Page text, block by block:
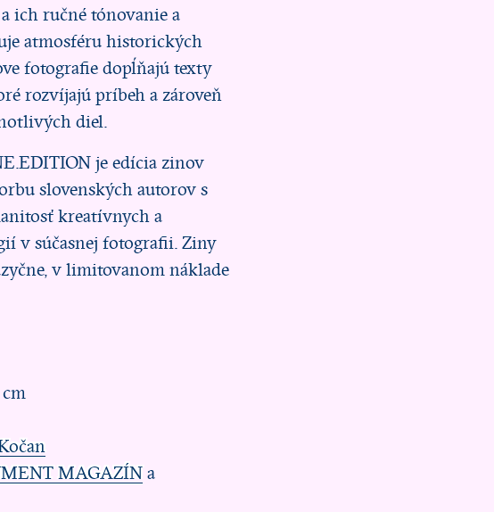
ich ručné tónovanie a
atmosféru historických
fotografie dopĺňajú texty
rozvíjajú príbeh a zároveň
diel.
je edícia zinov
slovenských autorov s
kreatívnych a
v súčasnej fotografii. Ziny
v limitovanom náklade
cm
MAGAZÍN a